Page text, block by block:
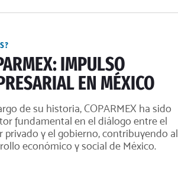
IMPULSO
EN MÉXICO
de su historia, COPARMEX ha sido
fundamental en el diálogo entre el
privado y el gobierno, contribuyendo al
económico y social de México.